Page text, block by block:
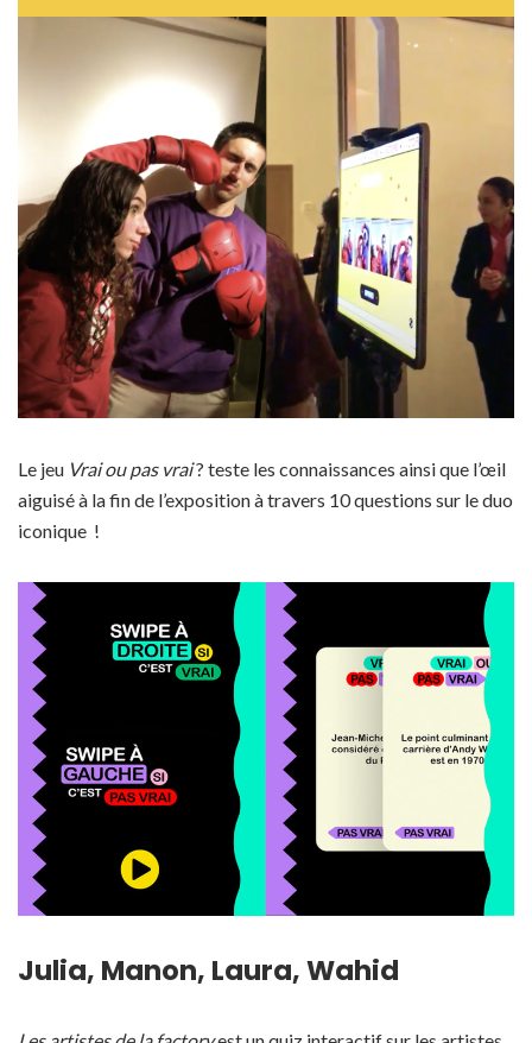
Le jeu Vrai ou pas vrai? teste les connaissances ainsi que l’œil
aiguisé à la fin de l’exposition à travers 10 questions sur le duo
iconique !
Julia, Manon, Laura, Wahid